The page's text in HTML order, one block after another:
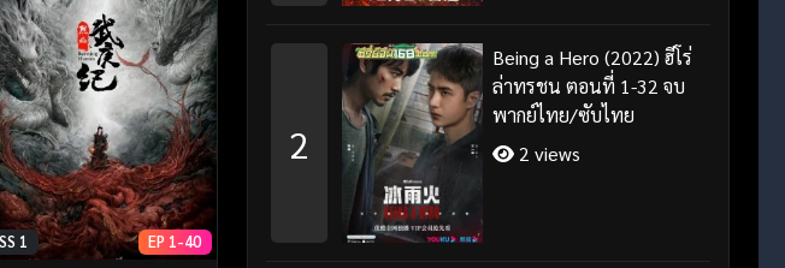
SS 1 EP 1-40
2
Being a Hero (2022) ฮีโร่
ล่าทรชน ตอนที่ 1-32 จบ
พากย์ไทย/ซับไทย
2 views